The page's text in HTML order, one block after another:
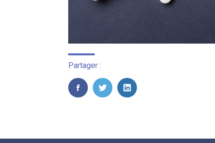
Partager :
FaceBook
TwitterLinkedIn